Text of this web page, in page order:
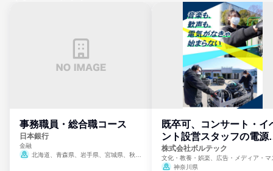
事務職員・総合職コース
日本銀行
金融
北海道、青森県、岩手県、宮城県、秋田
既卒可、コンサート・イ
ント設営スタッフの電源
門
株式会社ボルテック
文化・教養・娯楽、広告・メディア・マ
ミ、電力・ガス・水道・エネルギー
神奈川県